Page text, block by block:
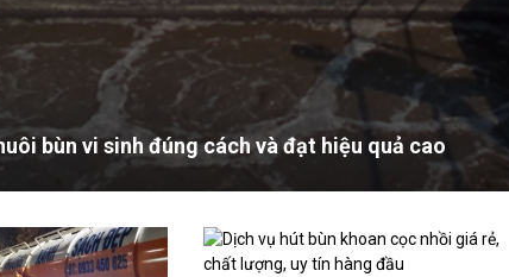
giới thiệu, phân loại và lí do lựa chọn